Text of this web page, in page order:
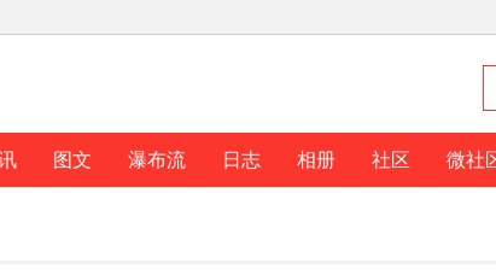
图文 瀑布流 日志 相册 社区 微社